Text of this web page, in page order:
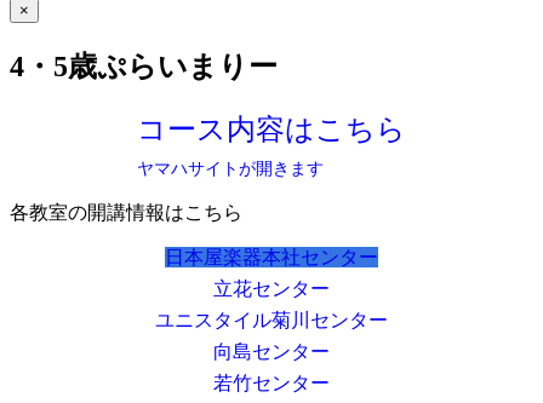
×
4・5歳ぷらいまりー
コース内容はこちら
ヤマハサイトが開きます
各教室の開講情報はこちら
日本屋楽器本社センター
立花センター
ユニスタイル菊川センター
向島センター
若竹センター